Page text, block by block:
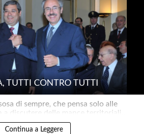
TUTTI CONTRO TUTTI
di sempre, che pensa solo alle
a discutere delle mance territoriali..
Continua a Leggere